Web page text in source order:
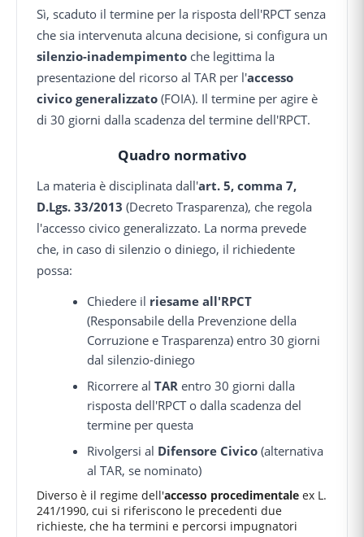
Sì, scaduto il termine per la risposta dell'RPCT senza
che sia intervenuta alcuna decisione, si configura un
silenzio-inadempimento che legittima la
presentazione del ricorso al TAR per l'accesso
civico generalizzato (FOIA). Il termine per agire è
di 30 giorni dalla scadenza del termine dell'RPCT.
Quadro normativo
La materia è disciplinata dall'art. 5, comma 7,
D.Lgs. 33/2013 (Decreto Trasparenza), che regola
l'accesso civico generalizzato. La norma prevede
che, in caso di silenzio o diniego, il richiedente
possa:
Chiedere il riesame all'RPCT
(Responsabile della Prevenzione della
Corruzione e Trasparenza) entro 30 giorni
dal silenzio-diniego
Ricorrere alTAR entro 30 giorni dalla
risposta dell'RPCT o dalla scadenza del
termine per questa
Rivolgersi al Difensore Civico (alternativa
al TAR, se nominato)
Diverso è il regime dell'accesso procedimentale ex L.
241/1990, cui si riferiscono le precedenti due
richieste, che ha termini e percorsi impugnatori